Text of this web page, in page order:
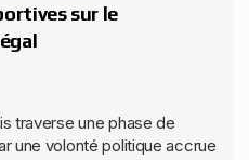
sur le
traverse une phase de
une volonté politique accrue